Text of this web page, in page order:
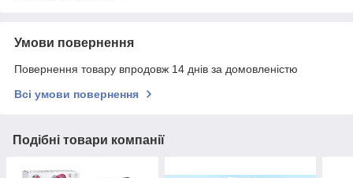
Умови повернення
Повернення товару впродовж 14 днів за домовленістю
Всі умови повернення
Подібні товари компанії